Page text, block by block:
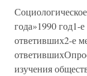
года»1990
ответивших2-е
изучения